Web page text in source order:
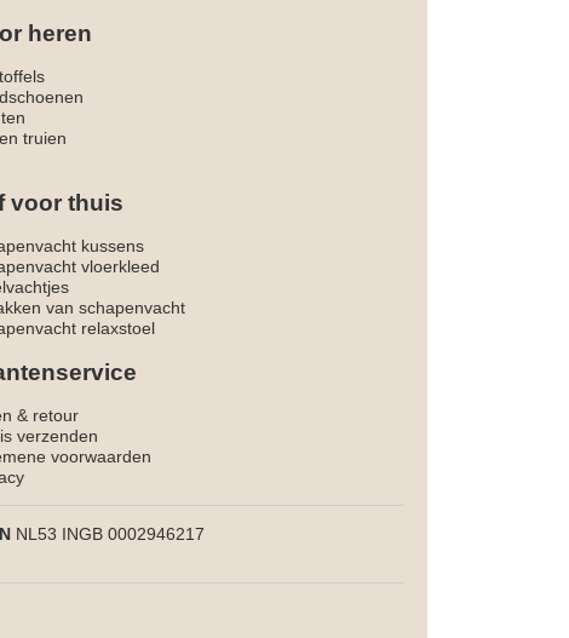
heren
truien
voor thuis
kussens
vloerkleed
van schapenvacht
relaxstoel
& retour
verzenden
voorwaarden
NL53 INGB 0002946217